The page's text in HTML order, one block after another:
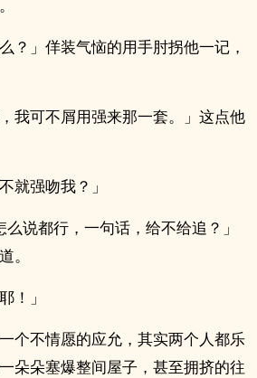
？」佯装气恼的用手肘拐他一记，
我可不屑用强来那一套。」这点他
就强吻我？」
么说都行，一句话，给不给追？」
。
！」
个不情愿的应允，其实两个人都乐
朵朵塞爆整间屋子，甚至拥挤的往